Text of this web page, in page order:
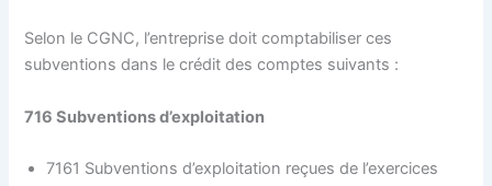
Selon le CGNC, l’entreprise doit comptabiliser ces
subventions dans le crédit des comptes suivants :
716 Subventions d’exploitation
7161 Subventions d’exploitation reçues de l’exercices